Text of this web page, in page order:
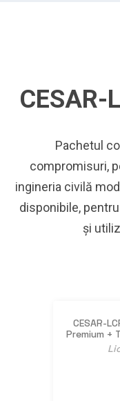
CESAR-
Pachetul
compromisuri,
ingineria civilă
disponibile,
și
CESAR-
Premium +